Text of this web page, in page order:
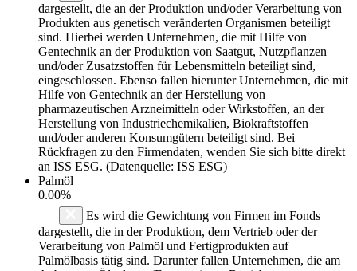
dargestellt, die an der Produktion und/oder Verarbeitung von
Produkten aus genetisch veränderten Organismen beteiligt
sind. Hierbei werden Unternehmen, die mit Hilfe von
Gentechnik an der Produktion von Saatgut, Nutzpflanzen
und/oder Zusatzstoffen für Lebensmitteln beteiligt sind,
eingeschlossen. Ebenso fallen hierunter Unternehmen, die mit
Hilfe von Gentechnik an der Herstellung von
pharmazeutischen Arzneimitteln oder Wirkstoffen, an der
Herstellung von Industriechemikalien, Biokraftstoffen
und/oder anderen Konsumgütern beteiligt sind. Bei
Rückfragen zu den Firmendaten, wenden Sie sich bitte direkt
an ISS ESG. (Datenquelle: ISS ESG)
Palmöl
0.00%
Es wird die Gewichtung von Firmen im Fonds
dargestellt, die in der Produktion, dem Vertrieb oder der
Verarbeitung von Palmöl und Fertigprodukten auf
Palmölbasis tätig sind. Darunter fallen Unternehmen, die am